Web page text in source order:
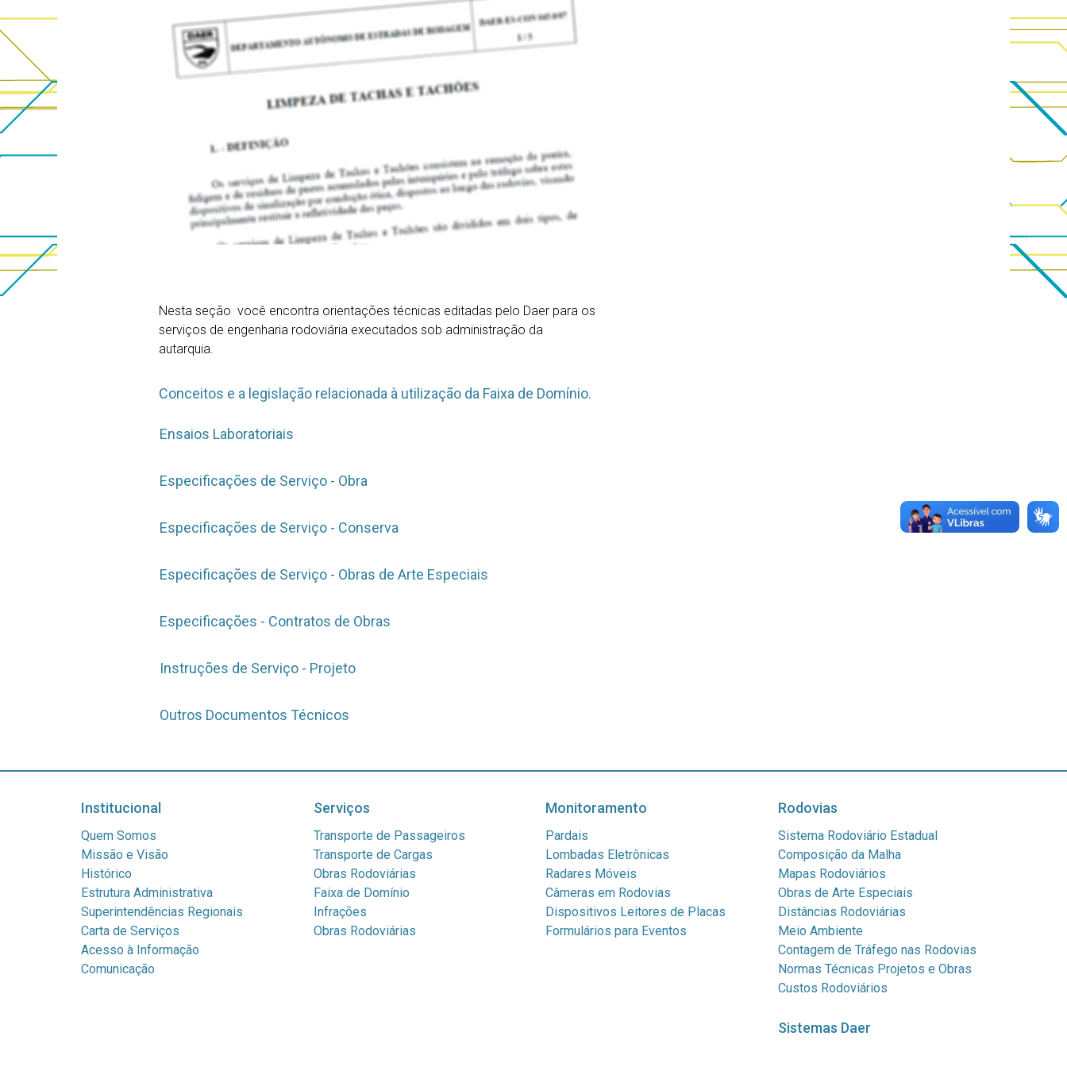
Nesta seção você encontra orientações técnicas editadas pelo Daer para os
serviços de engenharia rodoviária executados sob administração da
autarquia.
Conceitos e a legislação relacionada à utilização da Faixa de Domínio.
Ensaios Laboratoriais
Especificações de Serviço - Obra
Especificações de Serviço - Conserva
Especificações de Serviço - Obras de Arte Especiais
Especificações - Contratos de Obras
Instruções de Serviço - Projeto
Outros Documentos Técnicos
Institucional
Quem Somos
Missão e Visão
Histórico
Estrutura Administrativa
Superintendências Regionais
Carta de Serviços
Acesso à Informação
Comunicação
Serviços
Transporte de Passageiros
Transporte de Cargas
Obras Rodoviárias
Faixa de Domínio
Infrações
Obras Rodoviárias
Monitoramento
Pardais
Lombadas Eletrônicas
Radares Móveis
Câmeras em Rodovias
Dispositivos Leitores de Placas
Formulários para Eventos
Rodovias
Sistema Rodoviário Estadual
Composição da Malha
Mapas Rodoviários
Obras de Arte Especiais
Distâncias Rodoviárias
Meio Ambiente
Contagem de Tráfego nas Rodovias
Normas Técnicas Projetos e Obras
Custos Rodoviários
Sistemas Daer